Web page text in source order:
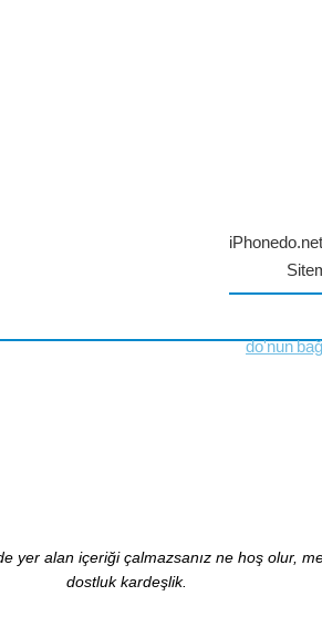
do'nun
yer alan içeriği çalmazsanız ne hoş olur,
dostluk kardeşlik.